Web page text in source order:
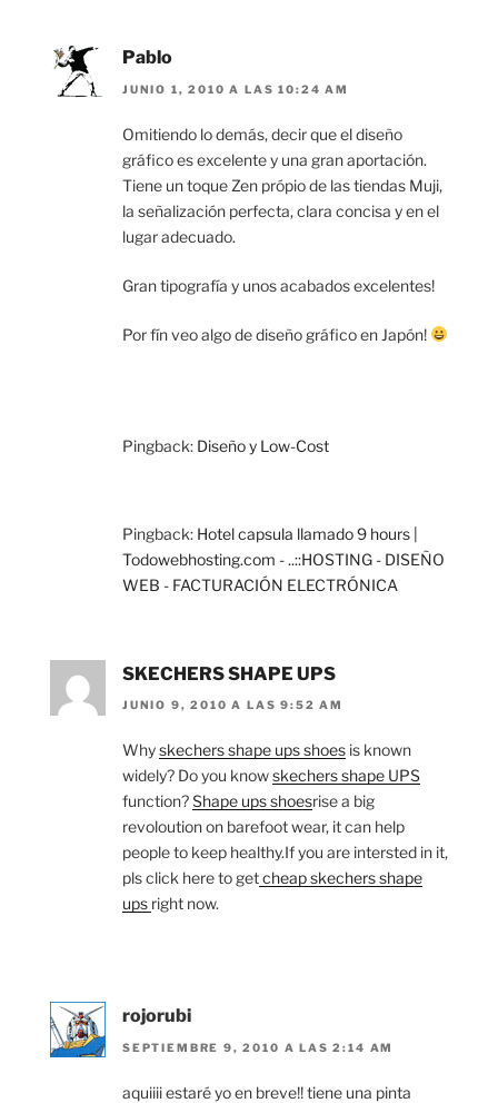
Pablo
JUNIO 1, 2010 A LAS 10:24 AM
Omitiendo lo demás, decir que el diseño
gráfico es excelente y una gran aportación.
Tiene un toque Zen própio de las tiendas Muji,
la señalización perfecta, clara concisa y en el
lugar adecuado.
Gran tipografía y unos acabados excelentes!
Por fín veo algo de diseño gráfico en Japón!
Pingback: Diseño y Low-Cost
Pingback: Hotel capsula llamado 9 hours |
Todowebhosting.com - ..::HOSTING - DISEÑO
WEB - FACTURACIÓN ELECTRÓNICA
SKECHERS SHAPE UPS
JUNIO 9, 2010 A LAS 9:52 AM
Whyskechers shape ups shoes is known
widely? Do you knowskechers shape UPS
function?Shape ups shoesrise a big
revoloution on barefoot wear, it can help
people to keep healthy.If you are intersted in it,
pls click here to getcheap skechers shape
ups right now.
rojorubi
SEPTIEMBRE 9, 2010 A LAS 2:14 AM
aquiiii estaré yo en breve!! tiene una pinta